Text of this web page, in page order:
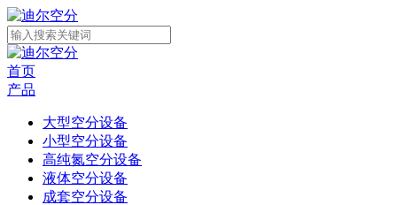
首页
产品
大型空分设备
小型空分设备
高纯氮空分设备
液体空分设备
成套空分设备